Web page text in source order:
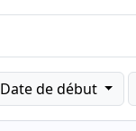
Date de début